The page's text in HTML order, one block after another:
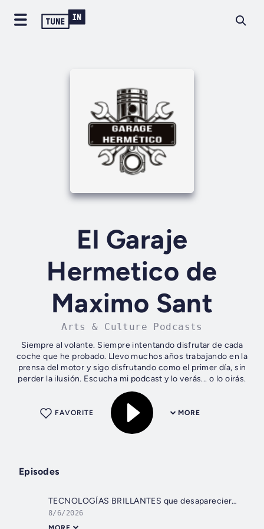
El Garaje
Hermetico de
Maximo Sant
Arts & Culture Podcasts
Siempre al volante. Siempre intentando disfrutar de cada
coche que he probado. Llevo muchos años trabajando en la
prensa del motor y sigo disfrutando como el primer día, sin
perder la ilusión. Escucha mi podcast y lo verás... o lo oirás.
MORE
FAVORITE
Episodes
TECNOLOGÍAS BRILLANTES que desaparecieron
8/6/2026